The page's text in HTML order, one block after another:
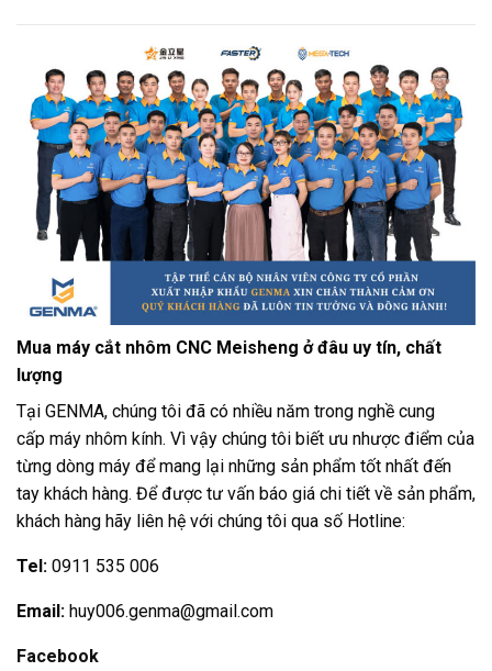
Mua máy cắt nhôm CNC Meisheng ở đâu uy tín, chất
lượng
Tại GENMA, chúng tôi đã có nhiều năm trong nghề cung
cấp máy nhôm kính. Vì vậy chúng tôi biết ưu nhược điểm của
từng dòng máy để mang lại những sản phẩm tốt nhất đến
tay khách hàng. Để được tư vấn báo giá chi tiết về sản phẩm,
khách hàng hãy liên hệ với chúng tôi qua số Hotline:
Tel: 0911 535 006
Email: huy006.genma@gmail.com
Facebook